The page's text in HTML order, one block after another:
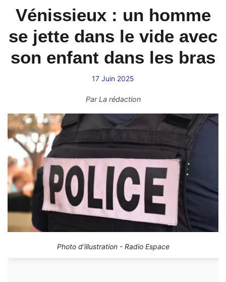
Vénissieux : un homme
se jette dans le vide avec
son enfant dans les bras
17 Juin 2025
ParLa rédaction
Photo d'illustration - Radio Espace